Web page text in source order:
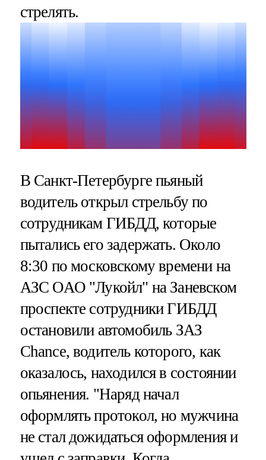
стрелять.
В Санкт-Петербурге пьяный
водитель открыл стрельбу по
сотрудникам ГИБДД, которые
пытались его задержать. Около
8:30 по московскому времени на
АЗС ОАО "Лукойл" на Заневском
проспекте сотрудники ГИБДД
остановили автомобиль ЗАЗ
Chance, водитель которого, как
оказалось, находился в состоянии
опьянения. "Наряд начал
оформлять протокол, но мужчина
не стал дожидаться оформления и